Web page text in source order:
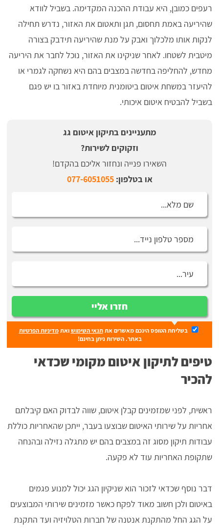
רעפים כמובן, היא עבודת ההכנה המקדימה. בשביל לוודא
שהיריעה באמת תחסום, תגן ותאטום את האזור, נדרש תחילה
לנקות אותו מלכלוך ואבק על מנת שהיריעה תידבק בצורה
מיטבית לשטחו. לאחר שניקינו את האזור, נוכל לחבר את היריעה
מחדש, להחליפה בחדשה במצבים בהם היא נשחקה לגמרי או
להיעזר במשחת איטום ביטומנית מיוחדת באזור בו יש פגם
בשביל להבטיח איטום איכותי.
מתעניינים בתיקון איטום גג
וזקוקים לשירות?
השאירו פנייה ונחזור אליכם בהקדם!
או בטלפון:077-6051055
חזרו אליי
בשליחת הטופס הינכם מאשרים אתתנאי השימושואתמדיניות הפרטיות
באתר. השירות ניתן בחינם!
טיפים לתיקון איטום מקומי שכדאי
להכיר
ראשית, לפני שמזמינים קבלן איטום, שווה לבדוק האם קיבלתם
אחריות על שירותי האיטום שבוצעו בעבר, ייתכן שהאחריות כוללת
עבודות תיקון מסוג זה במצבים בהם יש מתגלה נזילה ובהנחה
שתקופת האחריות עוד לא פקעה.
דבר נוסף שכדאי לזכור הוא שניקיון הגג יכול למנוע פגמים
באיטום ולכן חשוב מאוד לפקח כאשר מזמינים שירותי המבוצעים
על הגג החל מהתקנת אנטנה של חברות הטלויזיה ועד התקנת